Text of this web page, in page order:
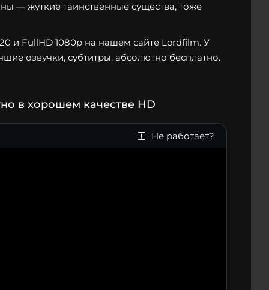
— жуткие таинственные существа, тоже
и FullHD 1080p на нашем сайте Lordfilm. У
озвучки, субтитры, абсолютно бесплатно.
в хорошем качестве HD
Не работает?